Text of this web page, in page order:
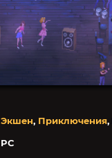
Экшен, Приключения,
PC